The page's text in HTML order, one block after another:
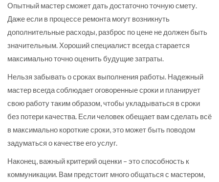
Опытный мастер сможет дать достаточно точную смету.
Даже если в процессе ремонта могут возникнуть
дополнительные расходы, разброс по цене не должен быть
значительным. Хороший специалист всегда старается
максимально точно оценить будущие затраты.
Нельзя забывать о сроках выполнения работы. Надежный
мастер всегда соблюдает оговоренные сроки и планирует
свою работу таким образом, чтобы укладываться в сроки
без потери качества. Если человек обещает вам сделать всё
в максимально короткие сроки, это может быть поводом
задуматься о качестве его услуг.
Наконец, важный критерий оценки – это способность к
коммуникации. Вам предстоит много общаться с мастером,